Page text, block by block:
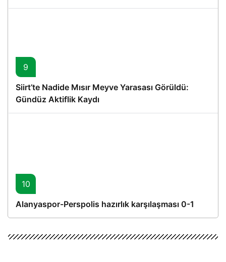
Proje
9
Siirt’te Nadide Mısır Meyve Yarasası Görüldü:
Gündüz Aktiflik Kaydı
10
Alanyaspor-Perspolis hazırlık karşılaşması 0-1